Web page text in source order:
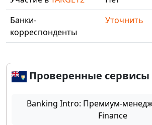
Банки-
корреспонденты
Уточнить
Проверенные сервисы
Banking Intro: Премиум-
Finance